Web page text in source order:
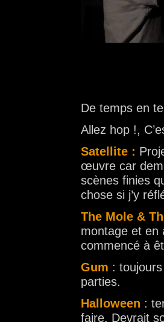
De temps en
Allez hop !,
Satellite :
œuvre car
scènes finies
chose si j’y
The Mole &
montage et en
commencé à
Gum :
parties.
Halloween :
faire. Devrait